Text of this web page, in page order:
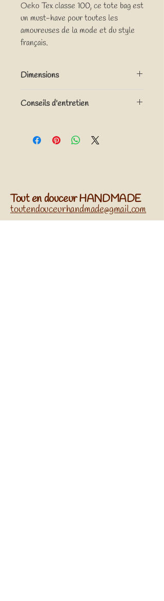
Oeko Tex classe 100, ce tote bag est
un must-have pour toutes les
amoureuses de la mode et du style
français.
Dimensions
Hauteur x Largeur)
Poche intérieure 26 cm x 14 cm (Longueur
Conseils d'entretien
pas mettre au sèche-linge.
Tout en douceur HANDMADE
toutendouceurhandmade@gmail.com